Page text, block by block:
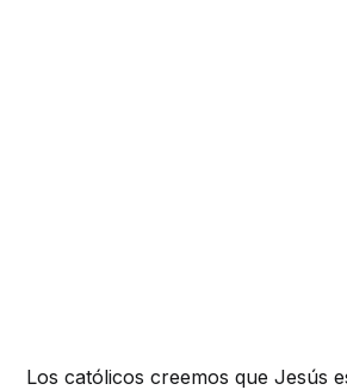
Los católicos creemos que Jesús